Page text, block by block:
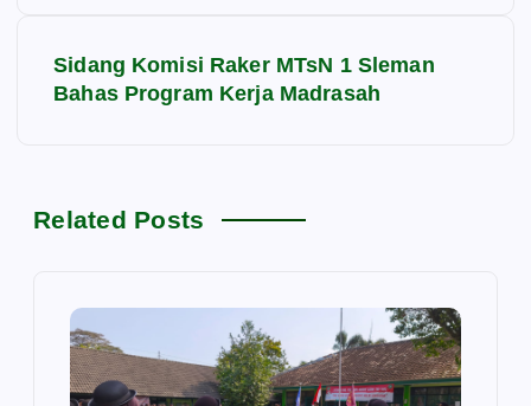
a
Sidang Komisi Raker MTsN 1 Sleman
Bahas Program Kerja Madrasah
Related Posts